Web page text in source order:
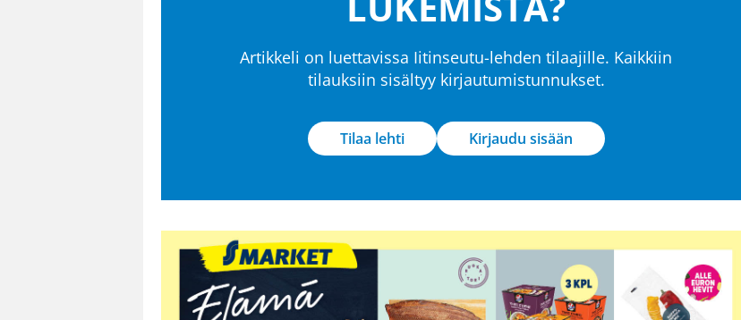
Artikkeli on luettavissa Iitinseutu-lehden tilaajille. Kaikkiin
tilauksiin sisältyy kirjautumistunnukset.
Tilaa lehti Kirjaudu sisään